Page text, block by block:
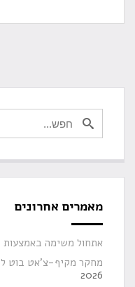
מאמרים אחרונים
אתחול משימה באמצעות
מחקר מקיף-צ'אט בוט
2026